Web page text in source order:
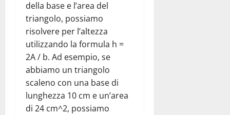
della base e l’area del
triangolo, possiamo
risolvere per l’altezza
utilizzando la formula h =
2A / b. Ad esempio, se
abbiamo un triangolo
scaleno con una base di
lunghezza 10 cm e un’area
di 24 cm^2, possiamo